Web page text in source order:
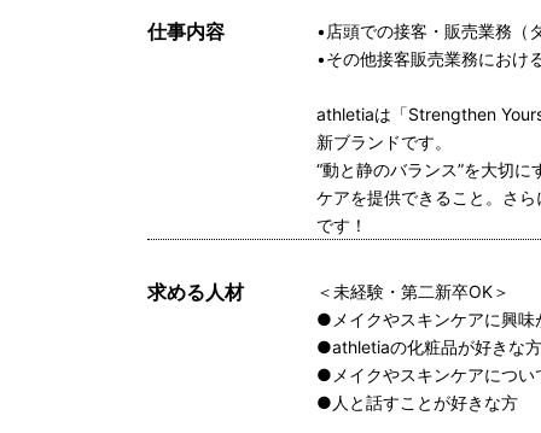
仕事内容
•店頭での接客・販売業務（
•その他接客販売業務におけ
athletiaは「Strengthen
新ブランドです。
“動と静のバランス”を大切
ケアを提供できること。さ
です！
求める人材
＜未経験・第二新卒OK＞
●メイクやスキンケアに興味
●athletiaの化粧品が好きな方
●メイクやスキンケアについ
●人と話すことが好きな方